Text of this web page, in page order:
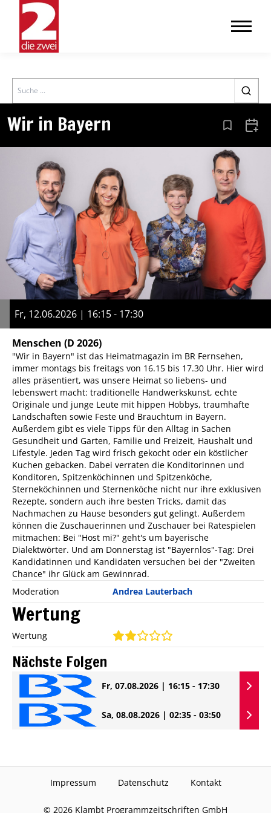
Search
Wir in Bayern Aus den
Fr, 12.06.2026 | 16:15 - 17:30
Menschen (D 2026)
"Wir in Bayern" ist das Heimatmagazin im BR Fernsehen,
immer montags bis freitags von 16.15 bis 17.30 Uhr. Hier wird
alles präsentiert, was unsere Heimat so liebens- und
lebenswert macht: traditionelle Handwerkskunst, echte
Originale und junge Leute mit hippen Hobbys, traumhafte
Landschaften sowie Feste und Brauchtum in Bayern.
Außerdem gibt es viele Tipps für den Alltag in Sachen
Gesundheit und Garten, Familie und Freizeit, Haushalt und
Lifestyle. Jeden Tag wird frisch gekocht oder ein köstlicher
Kuchen gebacken. Dabei verraten die Konditorinnen und
Konditoren, Spitzenköchinnen und Spitzenköche,
Sterneköchinnen und Sternenköche nicht nur ihre exklusiven
Rezepte, sondern auch ihre besten Tricks, damit das
Nachmachen zu Hause besonders gut gelingt. Außerdem
können die Zuschauerinnen und Zuschauer bei Ratespielen
mitmachen: Bei "Host mi?" geht's um bayerische
Dialektwörter. Und am Donnerstag ist "Bayernlos"-Tag: Drei
Kandidatinnen und Kandidaten versuchen bei der "Zweiten
Chance" ihr Glück am Gewinnrad.
Moderation
Andrea Lauterbach
Wertung
Wertung
Nächste Folgen
Fr, 07.08.2026 | 16:15 - 17:30
Sa, 08.08.2026 | 02:35 - 03:50
Impressum Datenschutz Kontakt
© 2026 Klambt Programmzeitschriften GmbH